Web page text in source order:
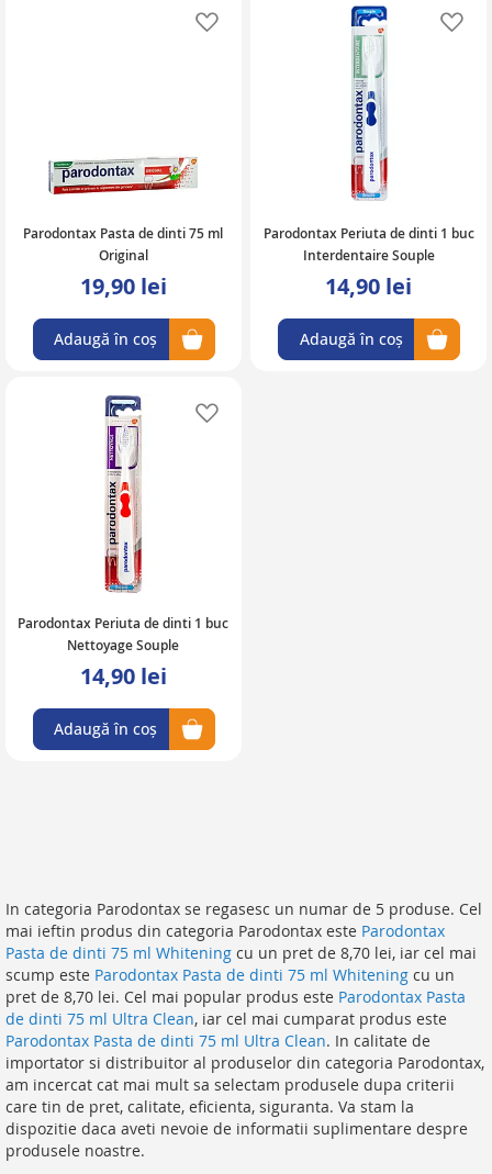
Parodontax Pasta de dinti 75 ml
Original
19,90 lei
Adaugă în coș
Adaugă în lista de favorite
Parodontax Periuta de dinti 1 buc
Interdentaire Souple
14,90 lei
Adaugă în coș
Parodontax Periuta de dinti 1 buc
Nettoyage Souple
14,90 lei
Adaugă în coș
In categoria Parodontax se regasesc un numar de 5 produse. Cel
mai ieftin produs din categoria Parodontax este Parodontax
Pasta de dinti 75 ml Whitening cu un pret de 8,70 lei, iar cel mai
scump este Parodontax Pasta de dinti 75 ml Whitening cu un
pret de 8,70 lei. Cel mai popular produs este Parodontax Pasta
de dinti 75 ml Ultra Clean, iar cel mai cumparat produs este
Parodontax Pasta de dinti 75 ml Ultra Clean. In calitate de
importator si distribuitor al produselor din categoria Parodontax,
am incercat cat mai mult sa selectam produsele dupa criterii
care tin de pret, calitate, eficienta, siguranta. Va stam la
dispozitie daca aveti nevoie de informatii suplimentare despre
produsele noastre.